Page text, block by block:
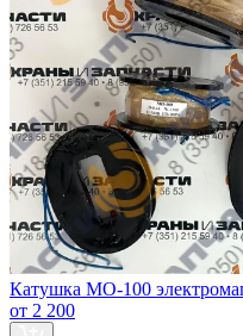
Катушка МО-100
от 2 200